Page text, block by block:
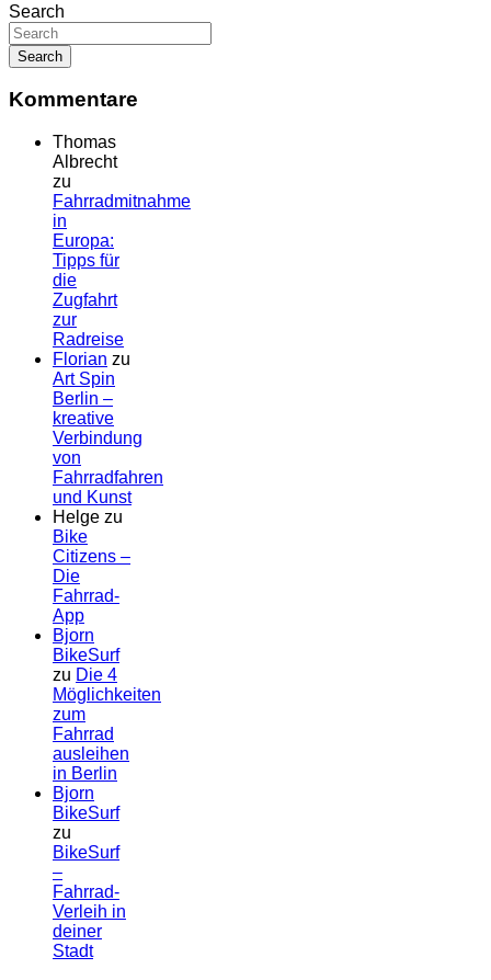
Search
Kommentare
Thomas
Albrecht
zu
Fahrradmitnahme
in
Europa:
Tipps für
die
Zugfahrt
zur
Radreise
Florian zu
Art Spin
Berlin –
kreative
Verbindung
von
Fahrradfahren
und Kunst
Helge zu
Bike
Citizens –
Die
Fahrrad-
App
Bjorn
BikeSurf
zu Die 4
Möglichkeiten
zum
Fahrrad
ausleihen
in Berlin
Bjorn
BikeSurf
zu
BikeSurf
–
Fahrrad-
Verleih in
deiner
Stadt